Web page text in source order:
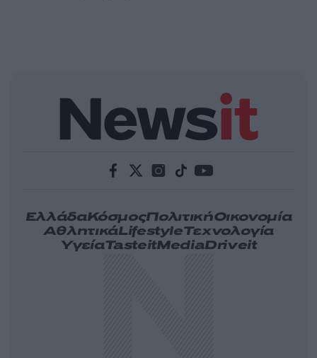
ΕλλάδαΚόσμοςΠολιτικήΟικονομία
ΑθλητικάLifestyleΤεχνολογία
ΥγείαTasteitMediaDriveit